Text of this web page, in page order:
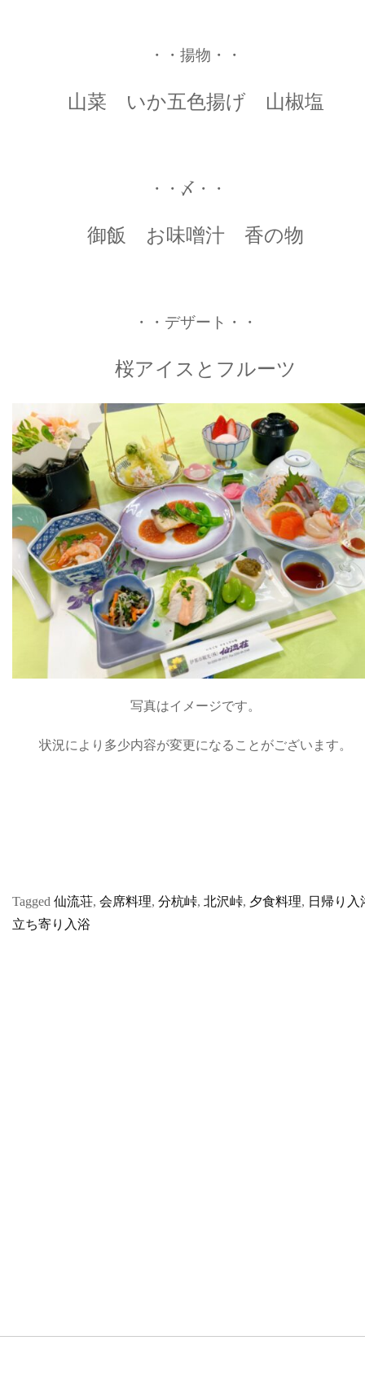
・・揚物・・
山菜 いか五色揚げ 山椒塩
・・〆・・
御飯 お味噌汁 香の物
・・デザート・・
桜アイスとフルーツ
写真はイメージです。
状況により多少内容が変更になることがございます。
Tagged 仙流荘, 会席料理, 分杭峠, 北沢峠, 夕食料理, 日帰り入
立ち寄り入浴